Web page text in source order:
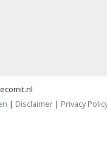
| Disclaimer | Privacy